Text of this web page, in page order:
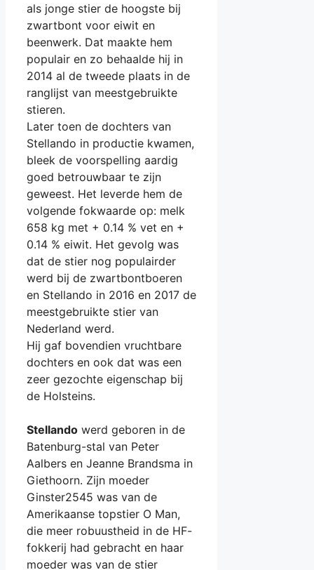
als jonge stier de hoogste bij
zwartbont voor eiwit en
beenwerk. Dat maakte hem
populair en zo behaalde hij in
2014 al de tweede plaats in de
ranglijst van meestgebruikte
stieren.
Later toen de dochters van
Stellando in productie kwamen,
bleek de voorspelling aardig
goed betrouwbaar te zijn
geweest. Het leverde hem de
volgende fokwaarde op: melk
658 kg met + 0.14 % vet en +
0.14 % eiwit. Het gevolg was
dat de stier nog populairder
werd bij de zwartbontboeren
en Stellando in 2016 en 2017 de
meestgebruikte stier van
Nederland werd.
Hij gaf bovendien vruchtbare
dochters en ook dat was een
zeer gezochte eigenschap bij
de Holsteins.
Stellando werd geboren in de
Batenburg-stal van Peter
Aalbers en Jeanne Brandsma in
Giethoorn. Zijn moeder
Ginster2545 was van de
Amerikaanse topstier O Man,
die meer robuustheid in de HF-
fokkerij had gebracht en haar
moeder was van de stier